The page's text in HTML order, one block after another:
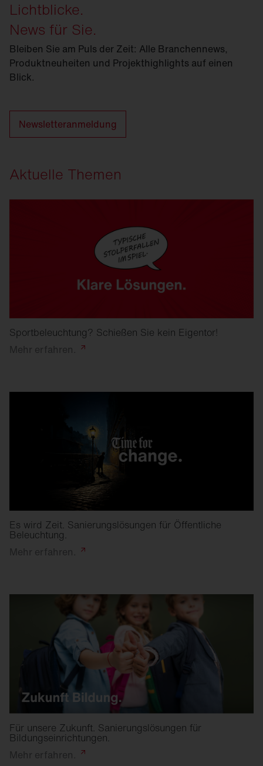
Lichtblicke.
News für Sie.
Bleiben Sie am Puls der Zeit: Alle Branchennews,
Produktneuheiten und Projekthighlights auf einen
Blick.
Newsletteranmeldung
Aktuelle Themen
Sportbeleuchtung? Schießen Sie kein Eigentor!
Mehr erfahren.
Es wird Zeit. Sanierungslösungen für Öffentliche
Beleuchtung.
Mehr erfahren.
Für unsere Zukunft. Sanierungslösungen für
Bildungseinrichtungen.
Mehr erfahren.